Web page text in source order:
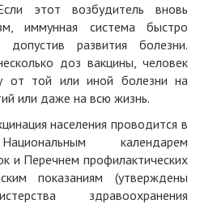
этот возбудитель вновь
иммунная система быстро
развития болезни.
доз вакцины, человек
от той или иной болезни на
или даже на всю жизнь.
населения проводится в
календарем
и Перечнем профилактических
показаниям (утверждены
здравоохранения